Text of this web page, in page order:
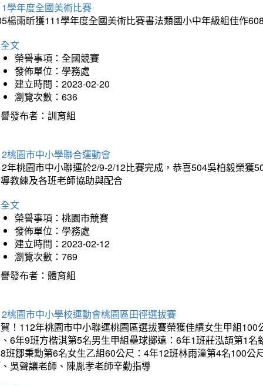
學年度全國美術比賽
楊雨昕獲111學年度全國美術比賽書法類國小中年級組佳作
文
榮譽事項：全國競賽
發佈單位：學務處
建立時間：2023-02-20
瀏覽次數：636
發布者：訓育組
桃園市中小學聯合運動會
年桃園市中小聯運於2/9-2/12比賽完成，恭喜504吳柏毅榮
教練及各班老師協助與配合
文
榮譽事項：桃園市競賽
發佈單位：學務處
建立時間：2023-02-12
瀏覽次數：769
發布者：體育組
桃園市中小學校運動會桃園區田徑選拔賽
！112年桃園市中小聯運桃園區選拔賽榮獲佳績女生甲組
6年9班方楷淇第5名男生甲組壘球擲遠：6年1班莊泓頡第1
班鄒秉勳第6名女生乙組60公尺：4年12班林雨潼第4名100
吳聲讓老師、陳胤孝老師辛勤指導